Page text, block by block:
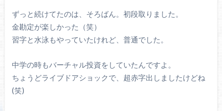
ずっと続けてたのは、そろばん。初段取りました。
金勘定が楽しかった（笑）
習字と水泳もやっていたけれど、普通でした。
中学の時もバーチャル投資をしていたんですよ。
ちょうどライブドアショックで、超赤字出しましたけどね
(笑)